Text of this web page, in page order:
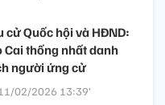
cử Quốc hội và HĐND:
Cai thống nhất danh
người ứng cử
02/2026 13:39’